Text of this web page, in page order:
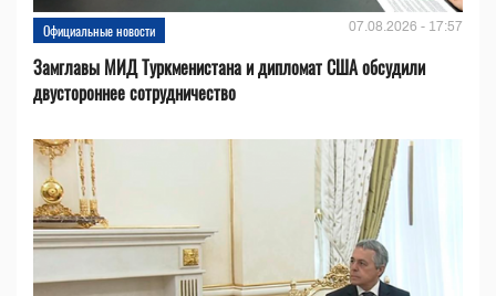
Официальные новости 07.08.2026 - 17:57
Замглавы МИД Туркменистана и дипломат США обсудили
двустороннее сотрудничество